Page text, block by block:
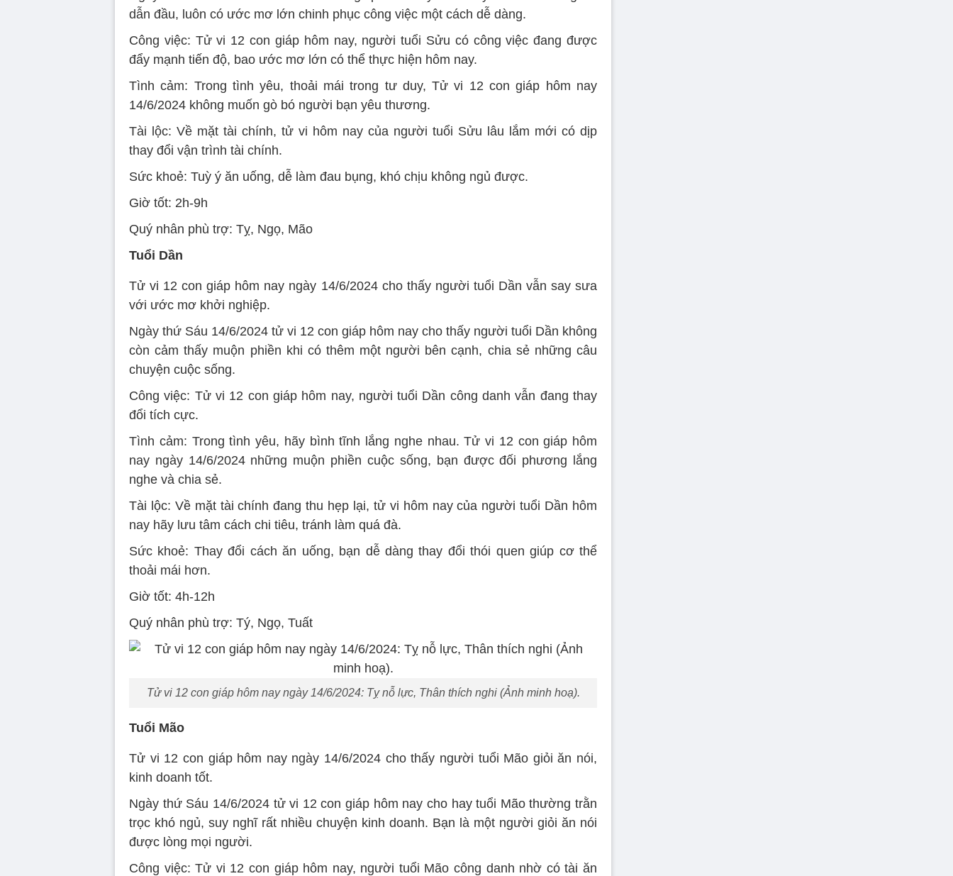
dẫn đầu, luôn có ước mơ lớn chinh phục công việc một cách dễ dàng.
Công việc: Tử vi 12 con giáp hôm nay, người tuổi Sửu có công việc đang được
đẩy mạnh tiến độ, bao ước mơ lớn có thể thực hiện hôm nay.
Tình cảm: Trong tình yêu, thoải mái trong tư duy, Tử vi 12 con giáp hôm nay
14/6/2024 không muốn gò bó người bạn yêu thương.
Tài lộc: Về mặt tài chính, tử vi hôm nay của người tuổi Sửu lâu lắm mới có dịp
thay đổi vận trình tài chính.
Sức khoẻ: Tuỳ ý ăn uống, dễ làm đau bụng, khó chịu không ngủ được.
Giờ tốt: 2h-9h
Quý nhân phù trợ: Tỵ, Ngọ, Mão
Tuổi Dần
Tử vi 12 con giáp hôm nay ngày 14/6/2024 cho thấy người tuổi Dần vẫn say sưa
với ước mơ khởi nghiệp.
Ngày thứ Sáu 14/6/2024 tử vi 12 con giáp hôm nay cho thấy người tuổi Dần không
còn cảm thấy muộn phiền khi có thêm một người bên cạnh, chia sẻ những câu
chuyện cuộc sống.
Công việc: Tử vi 12 con giáp hôm nay, người tuổi Dần công danh vẫn đang thay
đổi tích cực.
Tình cảm: Trong tình yêu, hãy bình tĩnh lắng nghe nhau. Tử vi 12 con giáp hôm
nay ngày 14/6/2024 những muộn phiền cuộc sống, bạn được đối phương lắng
nghe và chia sẻ.
Tài lộc: Về mặt tài chính đang thu hẹp lại, tử vi hôm nay của người tuổi Dần hôm
nay hãy lưu tâm cách chi tiêu, tránh làm quá đà.
Sức khoẻ: Thay đổi cách ăn uống, bạn dễ dàng thay đổi thói quen giúp cơ thể
thoải mái hơn.
Giờ tốt: 4h-12h
Quý nhân phù trợ: Tý, Ngọ, Tuất
Tử vi 12 con giáp hôm nay ngày 14/6/2024: Tỵ nỗ lực, Thân thích nghi (Ảnh minh hoạ).
Tuổi Mão
Tử vi 12 con giáp hôm nay ngày 14/6/2024 cho thấy người tuổi Mão giỏi ăn nói,
kinh doanh tốt.
Ngày thứ Sáu 14/6/2024 tử vi 12 con giáp hôm nay cho hay tuổi Mão thường trằn
trọc khó ngủ, suy nghĩ rất nhiều chuyện kinh doanh. Bạn là một người giỏi ăn nói
được lòng mọi người.
Công việc: Tử vi 12 con giáp hôm nay, người tuổi Mão công danh nhờ có tài ăn